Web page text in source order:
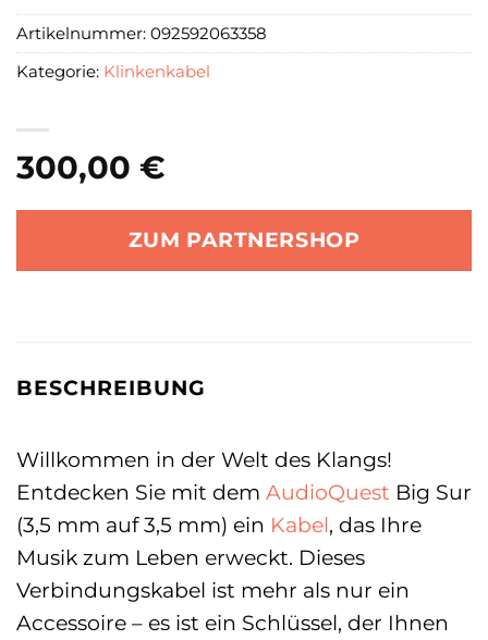
300,00 €
ZUM PARTNERSHOP
Artikelnummer: 092592063358
Kategorie: Klinkenkabel
BESCHREIBUNG
Willkommen in der Welt des Klangs!
Entdecken Sie mit dem AudioQuest Big Sur
(3,5 mm auf 3,5 mm) ein Kabel, das Ihre
Musik zum Leben erweckt. Dieses
Verbindungskabel ist mehr als nur ein
Accessoire – es ist ein Schlüssel, der Ihnen